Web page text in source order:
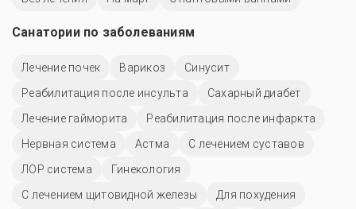
Санатории по заболеваниям
Лечение почек Варикоз
Синусит
Реабилитация после инсульта
Сахарный диабет
Лечение гайморита
Реабилитация после инфаркта
Нервная система
Астма
С лечением суставов
ЛОР система
Гинекология
С лечением щитовидной железы
Для похудения